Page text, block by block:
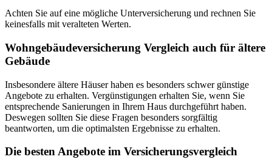
Achten Sie auf eine mögliche Unterversicherung und rechnen Sie
keinesfalls mit veralteten Werten.
Wohngebäudeversicherung Vergleich auch für ältere
Gebäude
Insbesondere ältere Häuser haben es besonders schwer günstige
Angebote zu erhalten. Vergünstigungen erhalten Sie, wenn Sie
entsprechende Sanierungen in Ihrem Haus durchgeführt haben.
Deswegen sollten Sie diese Fragen besonders sorgfältig
beantworten, um die optimalsten Ergebnisse zu erhalten.
Die besten Angebote im Versicherungsvergleich